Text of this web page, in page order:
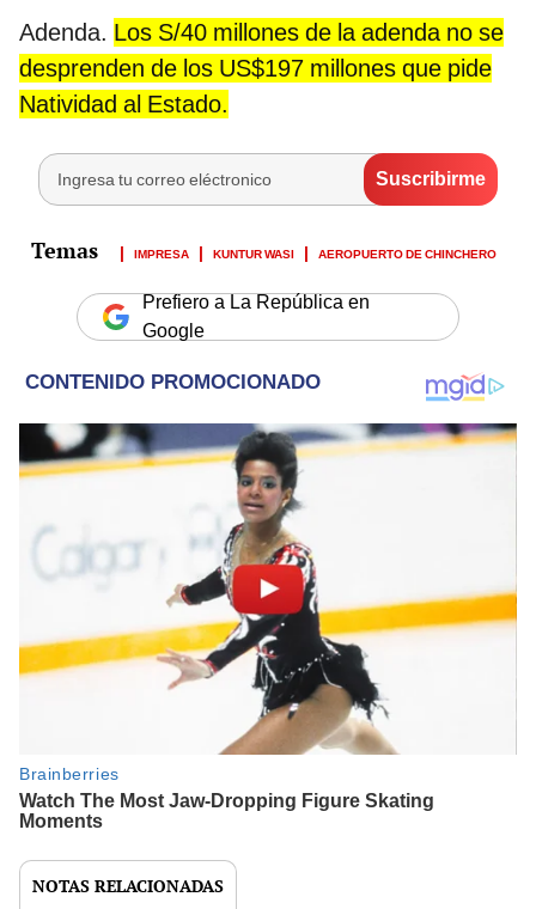
Adenda. Los S/40 millones de la adenda no se
desprenden de los US$197 millones que pide
Natividad al Estado.
IMPRESA KUNTUR WASI AEROPUERTO DE CHINCHERO
Prefiero a La República en
Google
NOTAS RELACIONADAS